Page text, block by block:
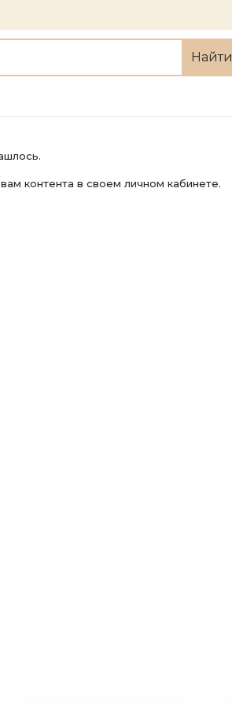
Найти
контента в своем личном кабинете.